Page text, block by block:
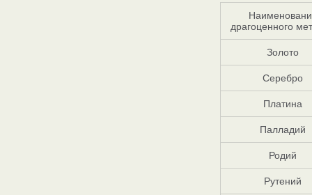
драгоценного
Золото
Серебро
Платина
Палладий
Родий
Рутений